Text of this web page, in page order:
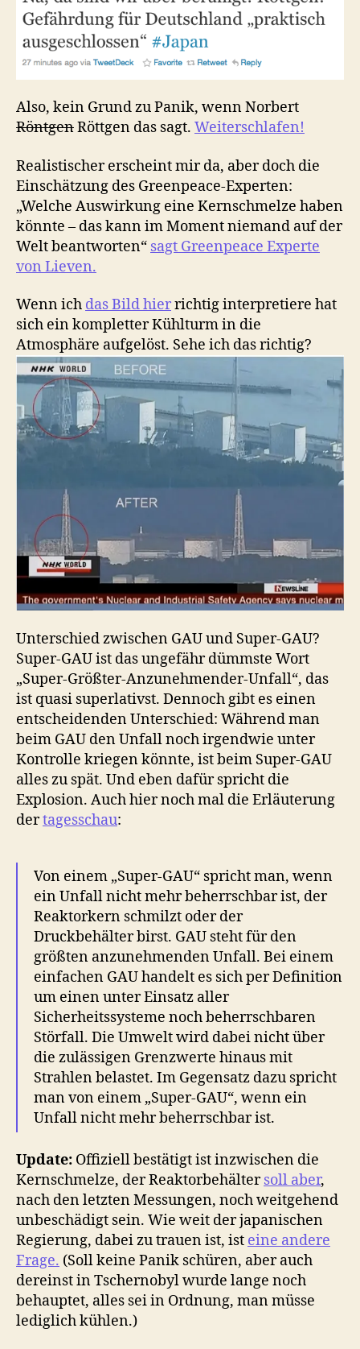
Also, kein Grund zu Panik, wenn Norbert
RöntgenRöttgen das sagt. Weiterschlafen!
Realistischer erscheint mir da, aber doch die
Einschätzung des Greenpeace-Experten:
„Welche Auswirkung eine Kernschmelze haben
könnte – das kann im Moment niemand auf der
Welt beantworten“ sagt Greenpeace Experte
von Lieven.
Wenn ich das Bild hierrichtig interpretiere hat
sich ein kompletter Kühlturm in die
Atmosphäre aufgelöst. Sehe ich das richtig?
Unterschied zwischen GAU und Super-GAU?
Super-GAU ist das ungefähr dümmste Wort
„Super-Größter-Anzunehmender-Unfall“, das
ist quasi superlativst. Dennoch gibt es einen
entscheidenden Unterschied: Während man
beim GAU den Unfall noch irgendwie unter
Kontrolle kriegen könnte, ist beim Super-GAU
alles zu spät. Und eben dafür spricht die
Explosion. Auch hier noch mal die Erläuterung
dertagesschau:
Von einem „Super-GAU“ spricht man, wenn
ein Unfall nicht mehr beherrschbar ist, der
Reaktorkern schmilzt oder der
Druckbehälter birst. GAU steht für den
größten anzunehmenden Unfall. Bei einem
einfachen GAU handelt es sich per Definition
um einen unter Einsatz aller
Sicherheitssysteme noch beherrschbaren
Störfall. Die Umwelt wird dabei nicht über
die zulässigen Grenzwerte hinaus mit
Strahlen belastet. Im Gegensatz dazu spricht
man von einem „Super-GAU“, wenn ein
Unfall nicht mehr beherrschbar ist.
Update: Offiziell bestätigt ist inzwischen die
Kernschmelze, der Reaktorbehältersoll aber,
nach den letzten Messungen, noch weitgehend
unbeschädigt sein. Wie weit der japanischen
Regierung, dabei zu trauen ist, ist eine andere
Frage. (Soll keine Panik schüren, aber auch
dereinst in Tschernobyl wurde lange noch
behauptet, alles sei in Ordnung, man müsse
lediglich kühlen.)